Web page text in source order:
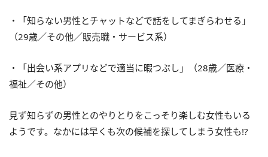
・「知らない男性とチャットなどで話をしてまぎらわせる」
（29歳／その他／販売職・サービス系）
・「出会い系アプリなどで適当に暇つぶし」（28歳／医療・
福祉／その他）
見ず知らずの男性とのやりとりをこっそり楽しむ女性もいる
ようです。なかには早くも次の候補を探してしまう女性も!?